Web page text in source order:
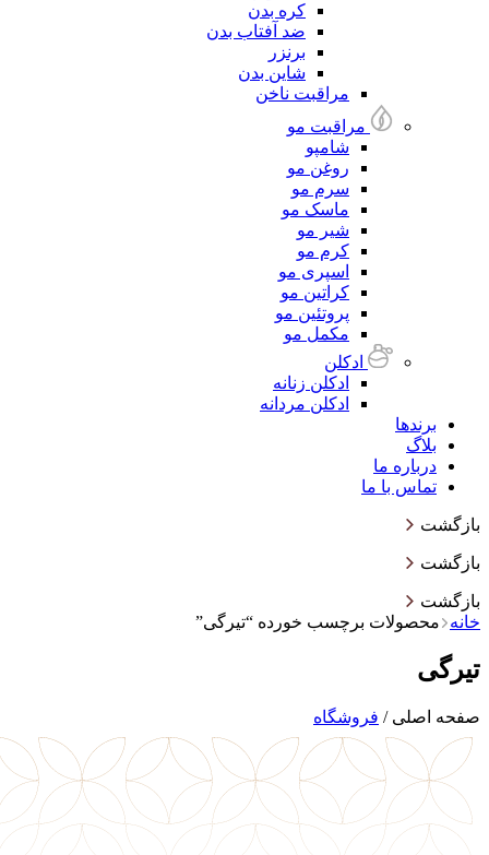
کره بدن
ضد آفتاب بدن
برنزر
شاین بدن
مراقبت ناخن
مراقبت مو
شامپو
روغن مو
سرم مو
ماسک مو
شیر مو
کرم مو
اسپری مو
کراتین مو
پروتئین مو
مکمل مو
ادکلن
ادکلن زنانه
ادکلن مردانه
برندها
بلاگ
درباره ما
تماس با ما
بازگشت
بازگشت
بازگشت
خانه
محصولات برچسب خورده “تیرگی”
تیرگی
صفحه اصلی / فروشگاه